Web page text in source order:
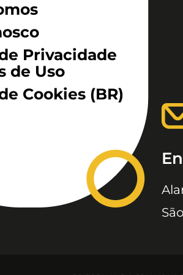
Privacidade
de Uso
Cookies (BR)